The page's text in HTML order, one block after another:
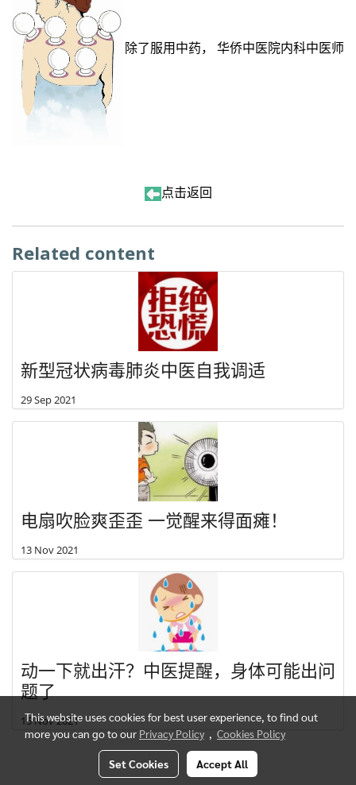
除了服用中药， 华侨中医院内科中医师
点击返回
Related content
新型冠状病毒肺炎中医自我调适
29 Sep 2021
电扇吹脸爽歪歪 一觉醒来得面瘫！
13 Nov 2021
动一下就出汗？中医提醒，身体可能出问
题了
15 Nov 2021
This website uses cookies for best user experience, to find out
more you can go to our Privacy Policy, Cookies Policy
Set Cookies Accept All